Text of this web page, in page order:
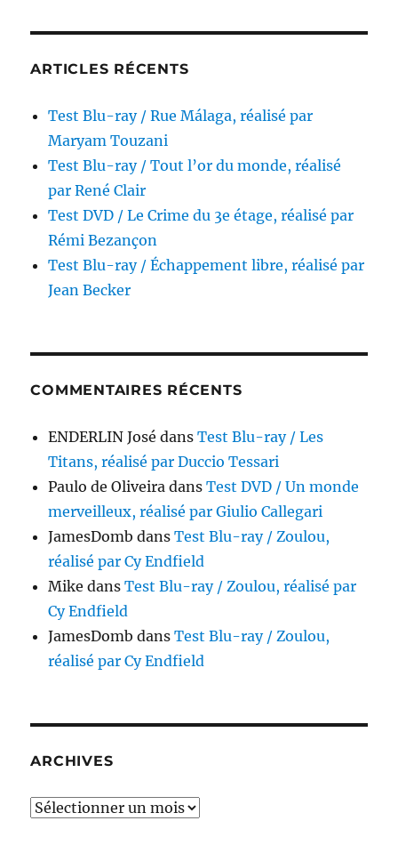
ARTICLES RÉCENTS
Test Blu-ray / Rue Málaga, réalisé par
Maryam Touzani
Test Blu-ray / Tout l’or du monde, réalisé
par René Clair
Test DVD / Le Crime du 3e étage, réalisé par
Rémi Bezançon
Test Blu-ray / Échappement libre, réalisé par
Jean Becker
COMMENTAIRES RÉCENTS
ENDERLIN José dansTest Blu-ray / Les
Titans, réalisé par Duccio Tessari
Paulo de Oliveira dansTest DVD / Un monde
merveilleux, réalisé par Giulio Callegari
JamesDomb dansTest Blu-ray / Zoulou,
réalisé par Cy Endfield
Mike dansTest Blu-ray / Zoulou, réalisé par
Cy Endfield
JamesDomb dansTest Blu-ray / Zoulou,
réalisé par Cy Endfield
ARCHIVES
Archives